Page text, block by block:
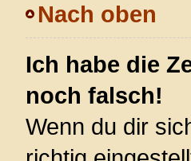
Nach oben
Ich habe die
noch falsch!
Wenn du dir